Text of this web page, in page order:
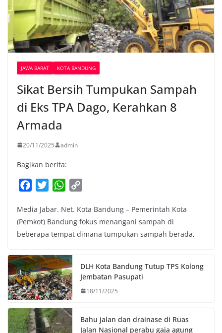
JAWA BARAT KOTA BANDUNG
Sikat Bersih Tumpukan Sampah
di Eks TPA Dago, Kerahkan 8
Armada
20/11/2025 admin
Bagikan berita:
c
e
b
o
k
i
t
t
r
W
a
t
s
p
p
p
y
L
n
k
Media Jabar. Net. Kota Bandung – Pemerintah Kota
(Pemkot) Bandung fokus menangani sampah di
beberapa tempat dimana tumpukan sampah berada,
DLH Kota Bandung Tutup TPS Kolong
Jembatan Pasupati
18/11/2025
Bahu jalan dan drainase di Ruas
Jalan Nasional perabu gaja agung